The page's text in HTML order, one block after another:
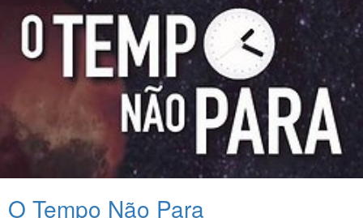
O Tempo Não Para